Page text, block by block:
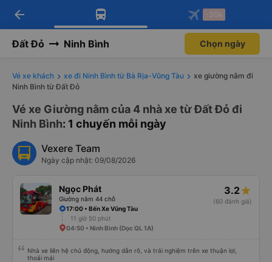
Tải app Vexere ngay!
Nhận ưu đãi thành viên độc
Mở app
Tải app Vexere
-30k/ghế khi đặt vé máy bay qua
Mở app
arrow_back -30k
Đất Đỏ Ninh Bình Chọn ngày
Vé xe khách xe đi Ninh Bình từ Bà Rịa-Vũng Tàu
xe giường nằm đi
Ninh Bình từ Đất Đỏ
Vé xe Giường nằm của 4 nhà xe từ Đất Đỏ đi
Ninh Bình: 1 chuyến mỗi ngày
Vexere Team
Ngày cập nhật: 09/08/2026
Ngọc Phát
Giường nằm 44 chỗ
3.2
(60 đánh giá)
17:00 • Bến Xe Vũng Tàu
11 giờ 50 phút
04:50 • Ninh Bình (Dọc QL 1A)
Nhà xe liên hệ chủ động, hướng dẫn rõ, và trải nghiệm trên xe thuận lợi,
thoải mái